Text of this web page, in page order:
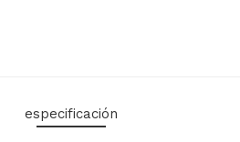
especificación